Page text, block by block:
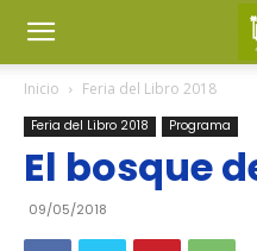
Inicio Feria del Libro 2018
Feria del Libro 2018 Programa
El bosque
09/05/2018